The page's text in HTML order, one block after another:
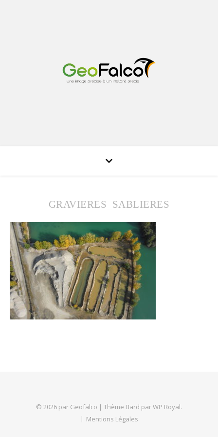
GRAVIERES_SABLIERES
© 2026 par Geofalco | Thème Bard parWP Royal.
Mentions Légales